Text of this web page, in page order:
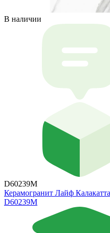
В наличии
D60239M
Керамогранит Лайф
D60239M